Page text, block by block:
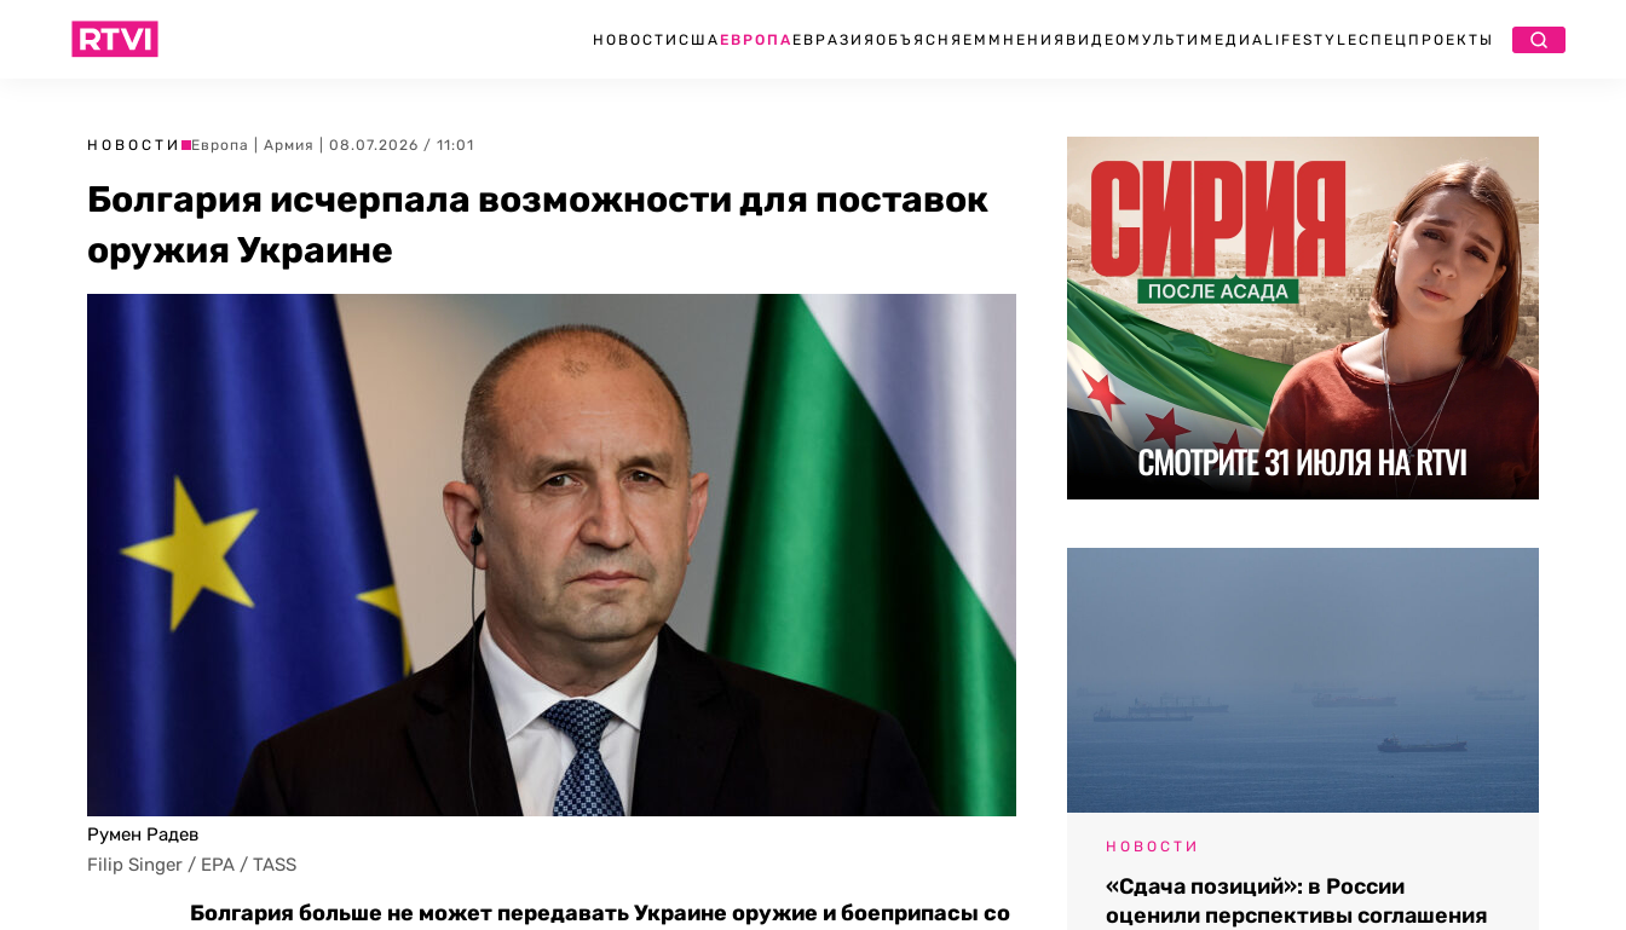
НОВОСТИ США ЕВРОПА ЕВРАЗИЯ ОБЪЯСНЯЕМ МНЕНИЯ ВИДЕО МУЛЬТИМЕДИА LIFESTYLEСПЕЦПРОЕКТЫ
НОВОСТИ Европа Армия | 08.07.2026 / 11:01
Болгария исчерпала возможности для поставок
оружия Украине
Румен Радев
Filip Singer / EPA / TASS
Болгария больше не может передавать Украине оружие и боеприпасы со
НОВОСТИ
«Сдача позиций»: в России
оценили перспективы соглашения